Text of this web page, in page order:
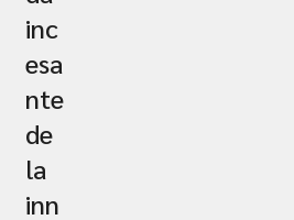
inc
esa
nte
de
la
inn